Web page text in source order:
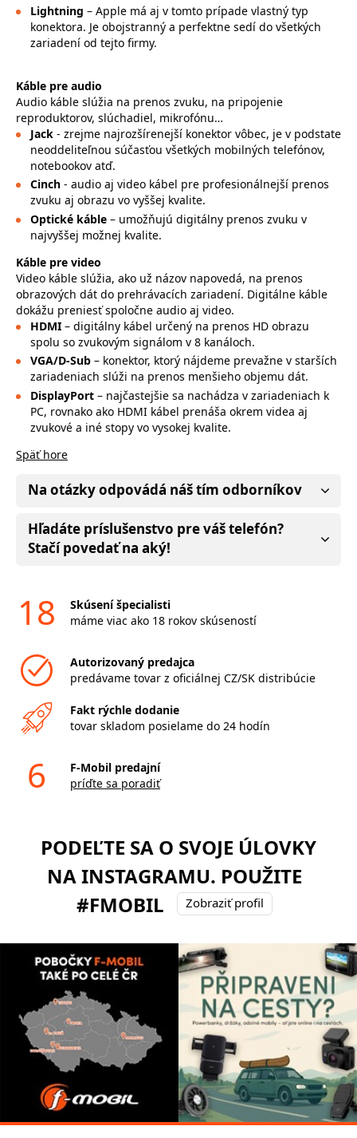
Lightning – Apple má aj v tomto prípade vlastný typ
konektora. Je obojstranný a perfektne sedí do všetkých
zariadení od tejto firmy.
Káble pre audio
Audio káble slúžia na prenos zvuku, na pripojenie
reproduktorov, slúchadiel, mikrofónu…
Jack - zrejme najrozšírenejší konektor vôbec, je v podstate
neoddeliteľnou súčasťou všetkých mobilných telefónov,
notebookov atď.
Cinch - audio aj video kábel pre profesionálnejší prenos
zvuku aj obrazu vo vyššej kvalite.
Optické káble – umožňujú digitálny prenos zvuku v
najvyššej možnej kvalite.
Káble pre video
Video káble slúžia, ako už názov napovedá, na prenos
obrazových dát do prehrávacích zariadení. Digitálne káble
dokážu preniesť spoločne audio aj video.
HDMI – digitálny kábel určený na prenos HD obrazu
spolu so zvukovým signálom v 8 kanáloch.
VGA/D-Sub – konektor, ktorý nájdeme prevažne v starších
zariadeniach slúži na prenos menšieho objemu dát.
DisplayPort – najčastejšie sa nachádza v zariadeniach k
PC, rovnako ako HDMI kábel prenáša okrem videa aj
zvukové a iné stopy vo vysokej kvalite.
Späť hore
Na otázky odpovádá náš tím odborníkov
Hľadáte príslušenstvo pre váš telefón?
Stačí povedať na aký!
18
Skúsení špecialisti
máme viac ako 18 rokov skúseností
Autorizovaný predajca
predávame tovar z oficiálnej CZ/SK distribúcie
Fakt rýchle dodanie
tovar skladom posielame do 24 hodín
6
F-Mobil predajní
príďte sa poradiť
PODEĽTE SA O SVOJE ÚLOVKY
NA INSTAGRAMU. POUŽITE
#FMOBIL
Zobraziť profil